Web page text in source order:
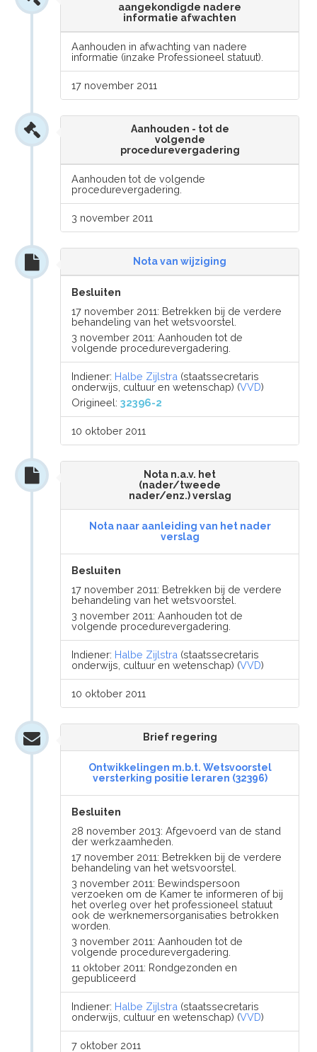
aangekondigde nadere
informatie afwachten
Aanhouden in afwachting van nadere
informatie (inzake Professioneel statuut).
17 november 2011
Aanhouden - tot de
volgende
procedurevergadering
Aanhouden tot de volgende
procedurevergadering.
3 november 2011
Nota van wijziging
Besluiten
17 november 2011: Betrekken bij de verdere
behandeling van het wetsvoorstel.
3 november 2011: Aanhouden tot de
volgende procedurevergadering.
Indiener: Halbe Zijlstra (staatssecretaris
onderwijs, cultuur en wetenschap) (VVD)
Origineel:32396-2
10 oktober 2011
Nota n.a.v. het
(nader/tweede
nader/enz.) verslag
Nota naar aanleiding van het nader
verslag
Besluiten
17 november 2011: Betrekken bij de verdere
behandeling van het wetsvoorstel.
3 november 2011: Aanhouden tot de
volgende procedurevergadering.
Indiener: Halbe Zijlstra (staatssecretaris
onderwijs, cultuur en wetenschap) (VVD)
10 oktober 2011
Brief regering
Ontwikkelingen m.b.t. Wetsvoorstel
versterking positie leraren (32396)
Besluiten
28 november 2013: Afgevoerd van de stand
der werkzaamheden.
17 november 2011: Betrekken bij de verdere
behandeling van het wetsvoorstel.
3 november 2011: Bewindspersoon
verzoeken om de Kamer te informeren of bij
het overleg over het professioneel statuut
ook de werknemersorganisaties betrokken
worden.
3 november 2011: Aanhouden tot de
volgende procedurevergadering.
11 oktober 2011: Rondgezonden en
gepubliceerd
Indiener: Halbe Zijlstra (staatssecretaris
onderwijs, cultuur en wetenschap) (VVD)
7 oktober 2011